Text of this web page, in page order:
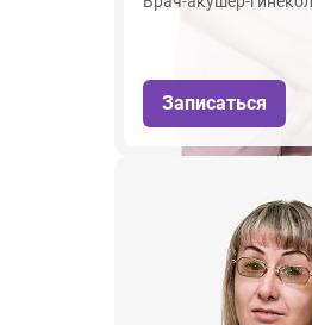
Записаться